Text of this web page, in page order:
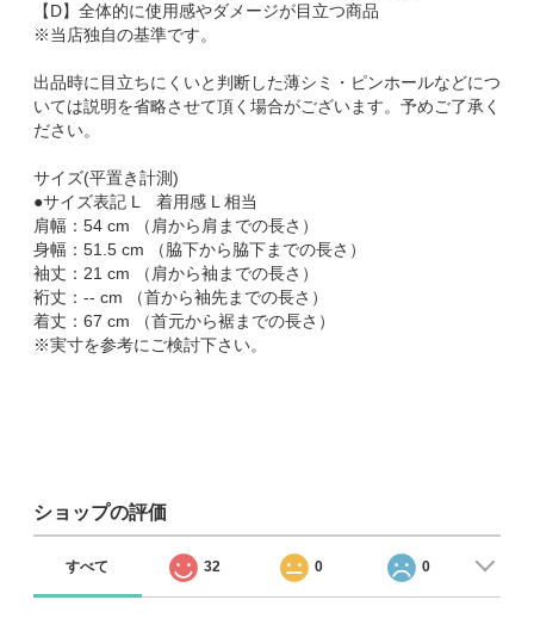
【D】全体的に使用感やダメージが目立つ商品
※当店独自の基準です。
出品時に目立ちにくいと判断した薄シミ・ピンホールなどにつ
いては説明を省略させて頂く場合がございます。予めご了承く
ださい。
サイズ(平置き計測)
●サイズ表記 L 着用感 L 相当
肩幅：54 cm （肩から肩までの長さ）
身幅：51.5 cm （脇下から脇下までの長さ）
袖丈：21 cm （肩から袖までの長さ）
裄丈：-- cm （首から袖先までの長さ）
着丈：67 cm （首元から裾までの長さ）
※実寸を参考にご検討下さい。
ショップの評価
すべて 32 0 0